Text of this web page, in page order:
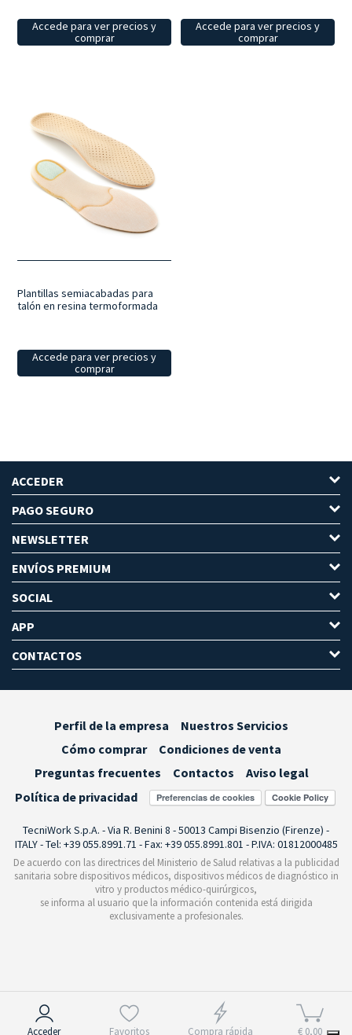
Acceder Favoritos Compra rápida € 0,00
Accede para ver precios y
comprar
Accede para ver precios y
comprar
Plantillas semiacabadas para
talón en resina termoformada
Accede para ver precios y
comprar
ACCEDER
PAGO SEGURO
NEWSLETTER
ENVÍOS PREMIUM
SOCIAL
APP
CONTACTOS
Perfil de la empresa
Nuestros Servicios
Cómo comprar
Condiciones de venta
Preguntas frecuentes
Contactos
Aviso legal
Política de privacidad
Preferencias de cookies
TecniWork S.p.A. - Via R. Benini 8 - 50013 Campi Bisenzio (Firenze) -
ITALY - Tel: +39 055.8991.71 - Fax: +39 055.8991.801 - P.IVA: 01812000485
De acuerdo con las directrices del Ministerio de Salud relativas a la publicidad
sanitaria sobre dispositivos médicos, dispositivos médicos de diagnóstico in
vitro y productos médico-quirúrgicos,
se informa al usuario que la información contenida está dirigida
exclusivamente a profesionales.
Aviso en el momento de la recogida